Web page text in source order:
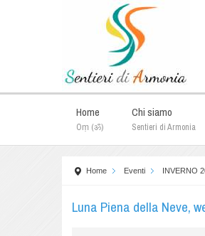
Home
Oṃ (ॐ)
Chi siamo
Sentieri di Armonia
Home Eventi INVERNO
Luna Piena della Neve,